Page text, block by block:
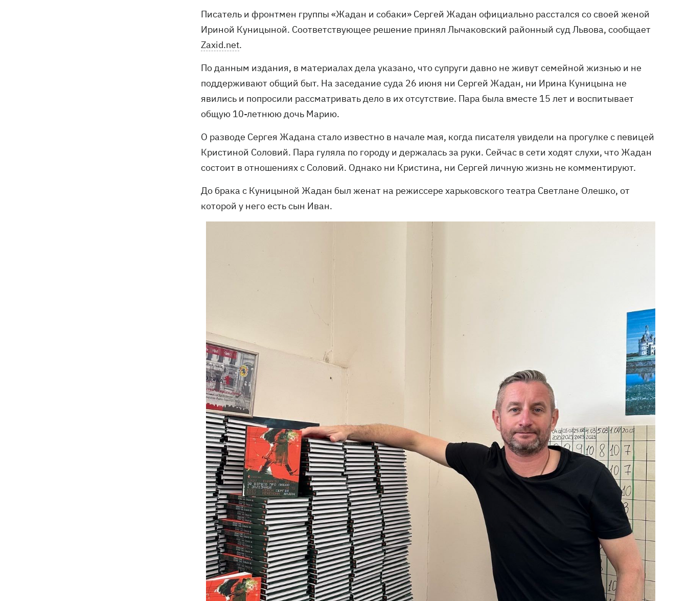
Писатель и фронтмен группы «Жадан и собаки» Сергей Жадан официально расстался со своей женой
Ириной Куницыной. Соответствующее решение принял Лычаковский районный суд Львова, сообщает
Zaxid.net.
По данным издания, в материалах дела указано, что супруги давно не живут семейной жизнью и не
поддерживают общий быт. На заседание суда 26 июня ни Сергей Жадан, ни Ирина Куницына не
явились и попросили рассматривать дело в их отсутствие. Пара была вместе 15 лет и воспитывает
общую 10-летнюю дочь Марию.
О разводе Сергея Жадана стало известно в начале мая, когда писателя увидели на прогулке с певицей
Кристиной Соловий. Пара гуляла по городу и держалась за руки. Сейчас в сети ходят слухи, что Жадан
состоит в отношениях с Соловий. Однако ни Кристина, ни Сергей личную жизнь не комментируют.
До брака с Куницыной Жадан был женат на режиссере харьковского театра Светлане Олешко, от
которой у него есть сын Иван.